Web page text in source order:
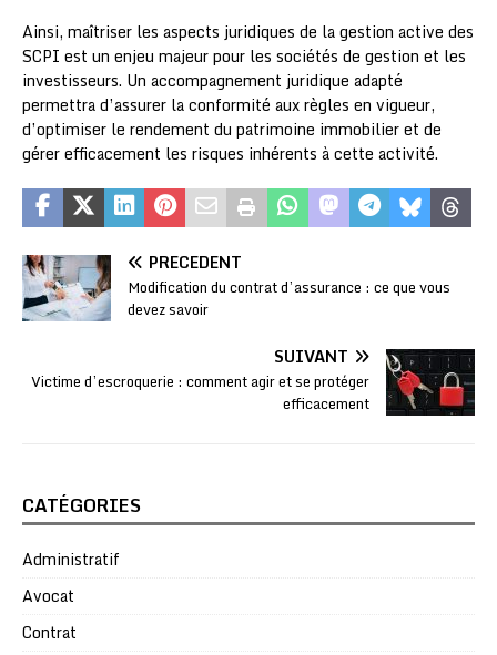
Ainsi, maîtriser les aspects juridiques de la gestion active des
SCPI est un enjeu majeur pour les sociétés de gestion et les
investisseurs. Un accompagnement juridique adapté
permettra d’assurer la conformité aux règles en vigueur,
d’optimiser le rendement du patrimoine immobilier et de
gérer efficacement les risques inhérents à cette activité.
PRÉCÉDENT
Modification du contrat d’assurance : ce que vous
devez savoir
SUIVANT
Victime d’escroquerie : comment agir et se protéger
efficacement
CATÉGORIES
Administratif
Avocat
Contrat